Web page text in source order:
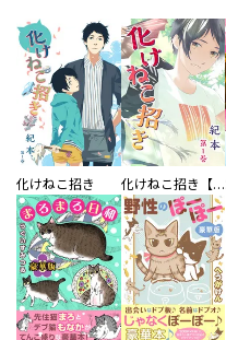
化けねこ招き 化けねこ招き【描きおろし付合冊版】